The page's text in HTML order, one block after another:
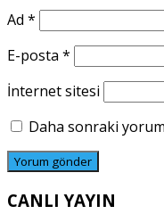
Ad *
E-posta *
İnternet sitesi
Daha sonraki
CANLI YAYIN